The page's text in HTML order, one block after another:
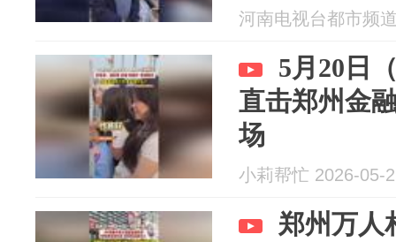
对象
河南电视台都市频
5月20日
直击郑州金
场
小莉帮忙 2026-05-
郑州万人